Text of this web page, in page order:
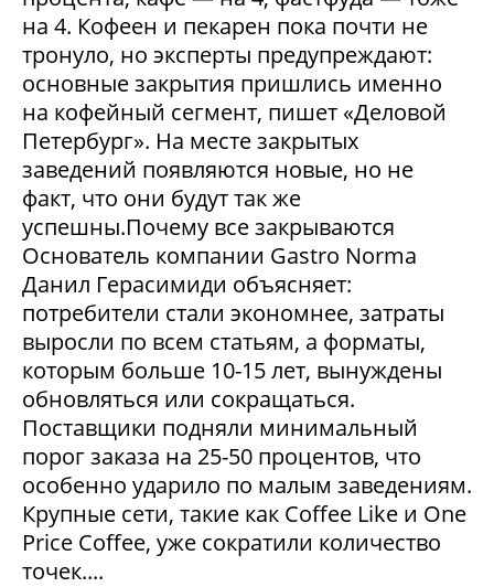
на 4. Кофеен и пекарен пока почти не
тронуло, но эксперты предупреждают:
основные закрытия пришлись именно
на кофейный сегмент, пишет «Деловой
Петербург». На месте закрытых
заведений появляются новые, но не
факт, что они будут так же
успешны.Почему все закрываются
Основатель компании Gastro Norma
Данил Герасимиди объясняет:
потребители стали экономнее, затраты
выросли по всем статьям, а форматы,
которым больше 10-15 лет, вынуждены
обновляться или сокращаться.
Поставщики подняли минимальный
порог заказа на 25-50 процентов, что
особенно ударило по малым заведениям.
Крупные сети, такие как Coffee Like и One
Price Coffee, уже сократили количество
точек....